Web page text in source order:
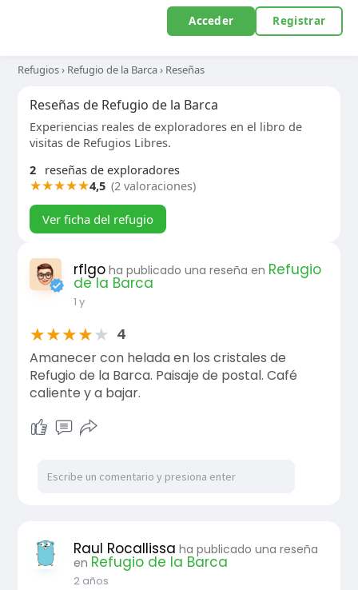
Acceder Registrar
Refugios› Refugio de la Barca› Reseñas
Reseñas de Refugio de la Barca
Experiencias reales de exploradores en el libro de
visitas de Refugios Libres.
2
reseñas de exploradores
★★★★★4,5 (2 valoraciones)
Ver ficha del refugio
rflgo ha publicado una reseña en Refugio
de la Barca
1 y
★★★★★ 4
Amanecer con helada en los cristales de
Refugio de la Barca. Paisaje de postal. Café
caliente y a bajar.
Raul Rocallissa ha publicado una reseña
en Refugio de la Barca
2 años